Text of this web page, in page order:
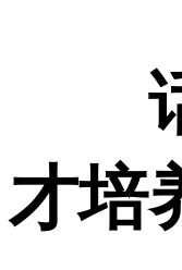
才培